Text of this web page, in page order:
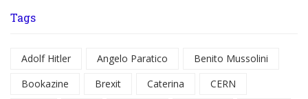
Tags
Adolf Hitler Angelo Paratico
Benito Mussolini
Bookazine
Brexit Caterina
CERN